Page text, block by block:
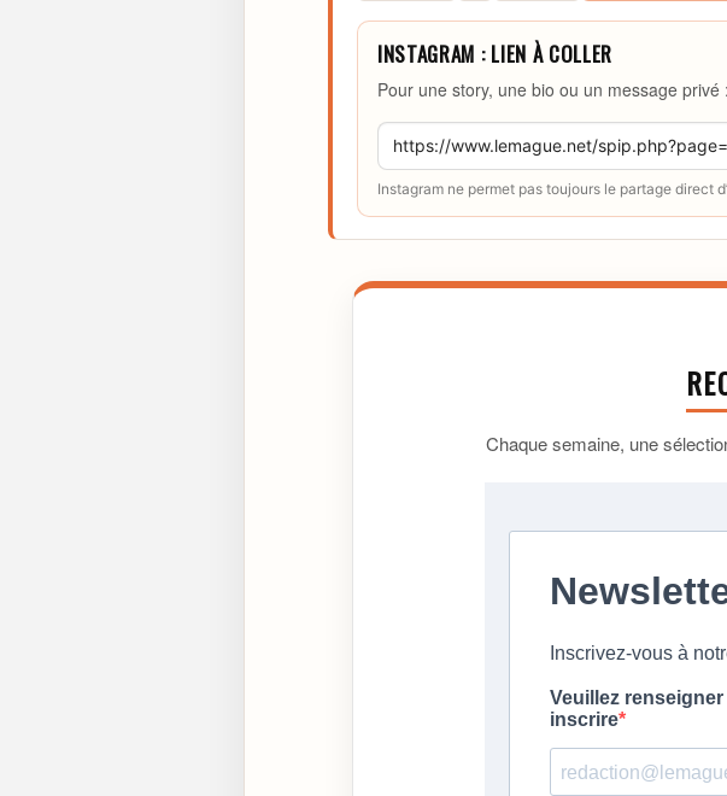
INSTAGRAM : LIEN À COLLER
Pour une story, une bio ou un message
Instagram ne permet pas toujours le partage direct
Chaque semaine, une